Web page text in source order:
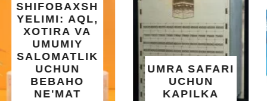
UMRA SAFARI
UCHUN
KAPILKA
INTEX EASY
SET BASSEYN
| 183X51 SM |
OSON
O'RNATILUVCHI
YOZGI
SALQINLIK VA
MAROQ